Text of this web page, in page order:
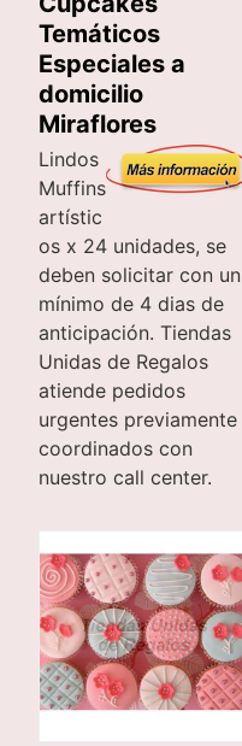
Temáticos
Especiales a
domicilio
Miraflores
Lindos
Muffins
artístic
os x 24 unidades, se
deben solicitar con un
mínimo de 4 dias de
anticipación. Tiendas
Unidas de Regalos
atiende pedidos
urgentes previamente
coordinados con
nuestro call center.